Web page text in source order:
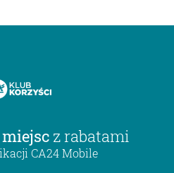
miejsc z rabatami
CA24 Mobile